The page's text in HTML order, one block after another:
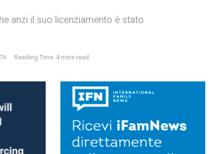
anzi il suo licenziamento è stato
76 Reading Time: 4 mins read